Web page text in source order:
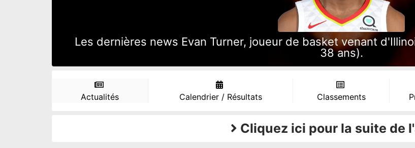
Les dernières news Evan Turner, joueur de basket venant
38 ans).
Actualités Calendrier / Résultats Classements
Cliquez ici pour la suite de